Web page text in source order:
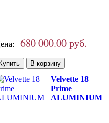
680 000.00 руб.
Velvette 18
Prime
ALUMINIUM